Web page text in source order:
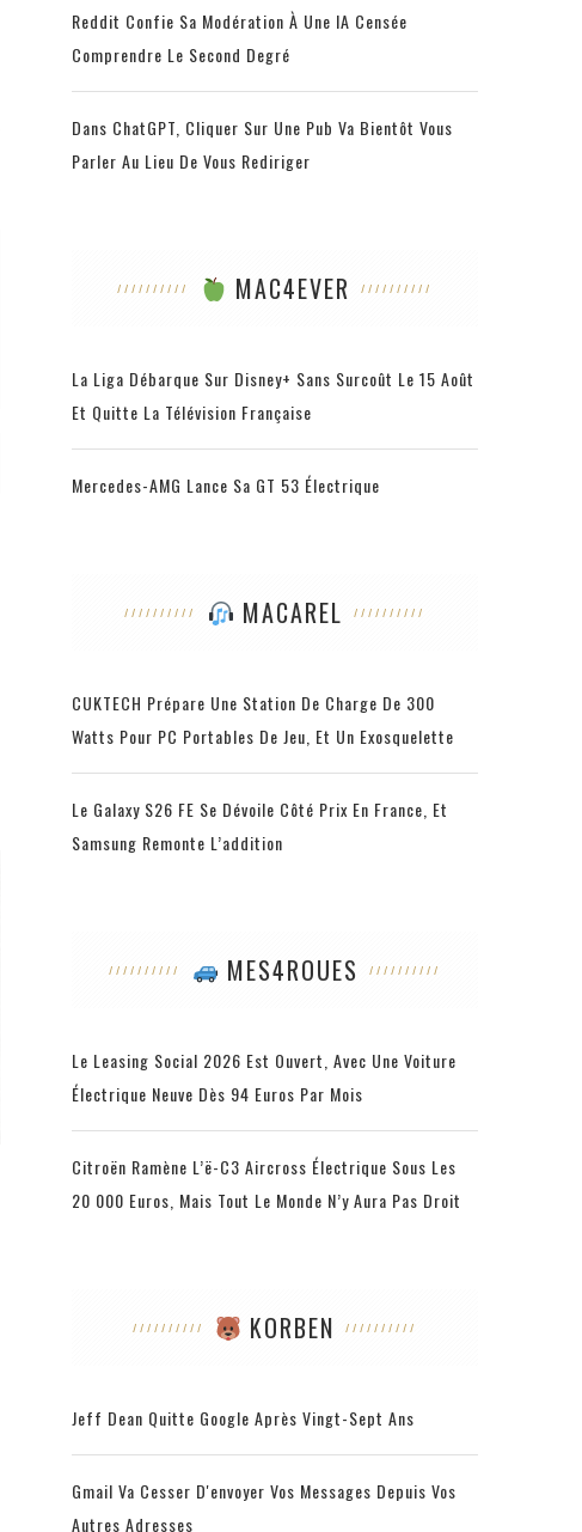
MÉTAL HURLANT RESSUSCITE, ET CETTE
FOIS C’EST DU SÉRIEUX
Reddit Confie Sa Modération À Une IA Censée
Comprendre Le Second Degré
Dans ChatGPT, Cliquer Sur Une Pub Va Bientôt Vous
Parler Au Lieu De Vous Rediriger
MAC4EVER
La Liga Débarque Sur Disney+ Sans Surcoût Le 15 Août
Et Quitte La Télévision Française
Mercedes-AMG Lance Sa GT 53 Électrique
MACAREL
CUKTECH Prépare Une Station De Charge De 300
Watts Pour PC Portables De Jeu, Et Un Exosquelette
Le Galaxy S26 FE Se Dévoile Côté Prix En France, Et
Samsung Remonte L’addition
MES4ROUES
Le Leasing Social 2026 Est Ouvert, Avec Une Voiture
Électrique Neuve Dès 94 Euros Par Mois
Citroën Ramène L’ë-C3 Aircross Électrique Sous Les
20 000 Euros, Mais Tout Le Monde N’y Aura Pas Droit
KORBEN
Jeff Dean Quitte Google Après Vingt-Sept Ans
Gmail Va Cesser D'envoyer Vos Messages Depuis Vos
Autres Adresses